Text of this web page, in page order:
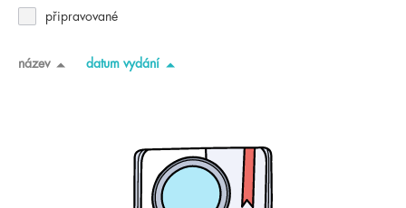
připravované
název datum vydání